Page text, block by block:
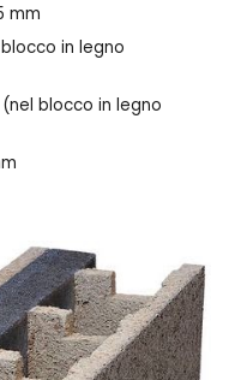
mm
blocco in legno
blocco in legno